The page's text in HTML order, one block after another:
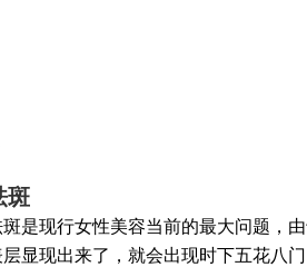
斑
斑是现行女性美容当前的最大问题，
层显现出来了，就会出现时下五花八